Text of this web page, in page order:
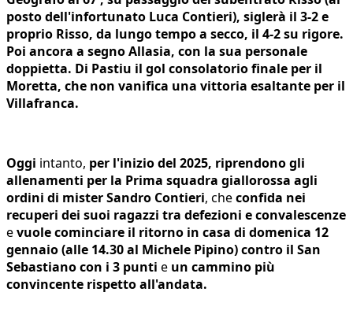
posto dell'infortunato Luca Contieri), siglerà il 3-2 e
proprio Risso, da lungo tempo a secco, il 4-2 su rigore.
Poi ancora a segno Allasia, con la sua personale
doppietta. Di Pastiu il gol consolatorio finale per il
Moretta, che non vanifica una vittoria esaltante per il
Villafranca.
Oggi intanto, per l'inizio del 2025, riprendono gli
allenamenti per la Prima squadra giallorossa agli
ordini di mister Sandro Contieri, checonfida nei
recuperi dei suoi ragazzi tra defezioni e convalescenze
evuole cominciare il ritorno in casa di domenica 12
gennaio (alle 14.30 al Michele Pipino) contro il San
Sebastiano con i 3 punti e un cammino più
convincente rispetto all'andata.